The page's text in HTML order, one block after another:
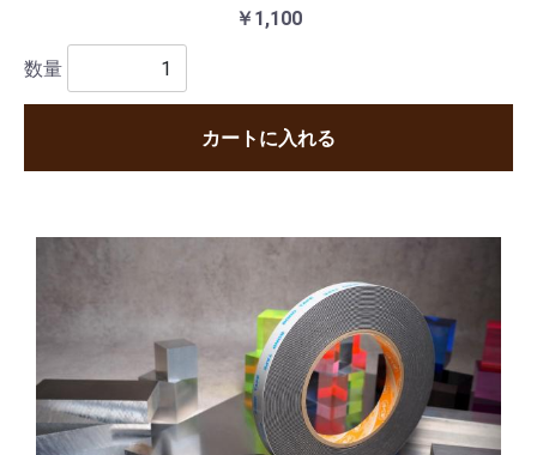
￥1,100
数量
カートに入れる